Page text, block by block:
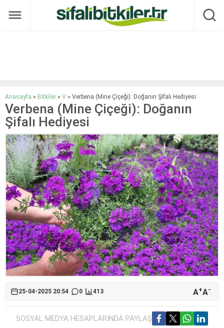
Anasayfa » Bitkiler » V » Verbena (Mine Çiçeği): Doğanın Şifalı Hediyesi
Verbena (Mine Çiçeği): Doğanın
Şifalı Hediyesi
25-04-2025 20:54 0 413 A+A-
SOSYAL MEDYA HESAPLARINDA PAYLAŞ